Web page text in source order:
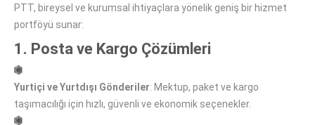
PTT, bireysel ve kurumsal ihtiyaçlara yönelik geniş bir hizmet
portföyü sunar:
1. Posta ve Kargo Çözümleri
Yurtiçi ve Yurtdışı Gönderiler: Mektup, paket ve kargo
taşımacılığı için hızlı, güvenli ve ekonomik seçenekler.